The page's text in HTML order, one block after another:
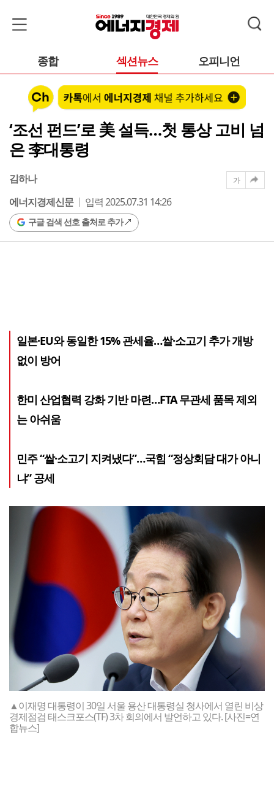
종합 섹션뉴스 오피니언
‘조선 펀드’로 美 설득…첫 통상 고비 넘
은 李대통령
김하나
에너지경제신문
입력 2025.07.31 14:26
구글 검색 선호 출처로 추가
가
일본·EU와 동일한 15% 관세율…쌀·소고기 추가 개방
없이 방어
한미 산업협력 강화 기반 마련…FTA 무관세 품목 제외
는 아쉬움
민주 “쌀·소고기 지켜냈다”…국힘 “정상회담 대가 아니
냐” 공세
▲이재명 대통령이 30일 서울 용산 대통령실 청사에서 열린 비상
경제점검 태스크포스(TF) 3차 회의에서 발언하고 있다. [사진=연
합뉴스]